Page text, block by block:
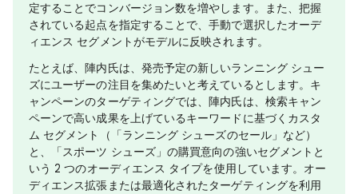
定することでコンバージョン数を増やします。また、把握
されている起点を指定することで、手動で選択したオーデ
ィエンス セグメントがモデルに反映されます。
たとえば、陣内氏は、発売予定の新しいランニング シュー
ズにユーザーの注目を集めたいと考えているとします。キ
ャンペーンのターゲティングでは、陣内氏は、検索キャン
ペーンで高い成果を上げているキーワードに基づくカスタ
ム セグメント（「ランニング シューズのセール」など）
と、「スポーツ シューズ」の購買意向の強いセグメントと
いう 2 つのオーディエンス タイプを使用しています。オー
ディエンス拡張または最適化されたターゲティングを利用